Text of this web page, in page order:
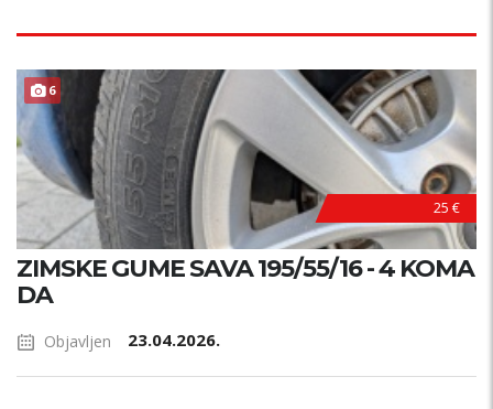
6 PRILIKA !
25 €
ZIMSKE GUME SAVA 195/55/16 - 4 KOMA
DA
Objavljen 23.04.2026.